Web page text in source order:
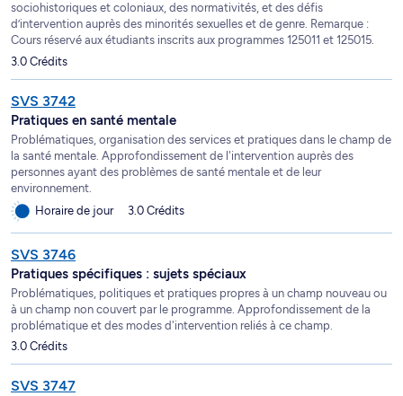
sociohistoriques et coloniaux, des normativités, et des défis
d’intervention auprès des minorités sexuelles et de genre. Remarque :
Cours réservé aux étudiants inscrits aux programmes 125011 et 125015.
3.0 Crédits
SVS 3742
Pratiques en santé mentale
Problématiques, organisation des services et pratiques dans le champ de
la santé mentale. Approfondissement de l'intervention auprès des
personnes ayant des problèmes de santé mentale et de leur
environnement.
Horaire de jour
3.0 Crédits
SVS 3746
Pratiques spécifiques : sujets spéciaux
Problématiques, politiques et pratiques propres à un champ nouveau ou
à un champ non couvert par le programme. Approfondissement de la
problématique et des modes d'intervention reliés à ce champ.
3.0 Crédits
SVS 3747